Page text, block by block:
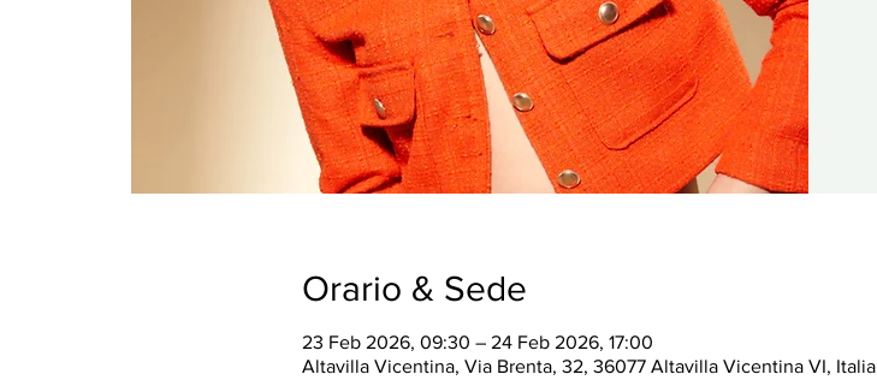
Orario & Sede
23 Feb 2026, 09:30 – 24 Feb 2026, 17:00
Altavilla Vicentina, Via Brenta, 32, 36077 Altavilla Vicentina VI, Italia